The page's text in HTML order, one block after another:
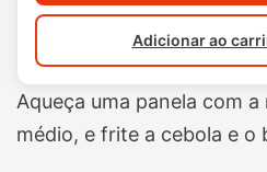
Adicionar ao
Aqueça uma panela com
médio, e frite a cebola e o